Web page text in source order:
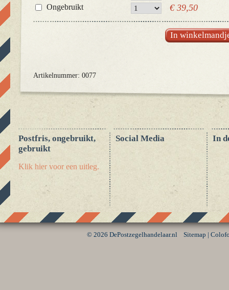
Ongebruikt € 39,50
Artikelnummer: 0077
In
Postfris, ongebruikt,
gebruikt
Klik hier voor een uitleg.
Social Media In
© 2026 DePostzegelhandelaar.nlSitemap |